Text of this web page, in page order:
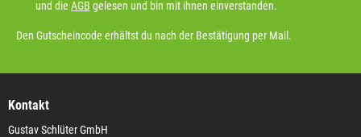
und die AGB gelesen und bin mit ihnen einverstanden.
Den Gutscheincode erhältst du nach der Bestätigung per Mail.
Kontakt
Gustav Schlüter GmbH